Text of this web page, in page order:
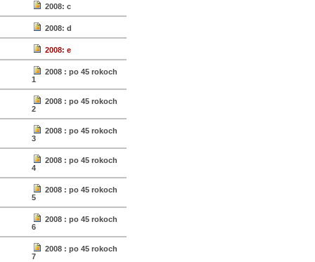
2008: c
2008: d
2008: e
2008 : po 45 rokoch
1
2008 : po 45 rokoch
2
2008 : po 45 rokoch
3
2008 : po 45 rokoch
4
2008 : po 45 rokoch
5
2008 : po 45 rokoch
6
2008 : po 45 rokoch
7